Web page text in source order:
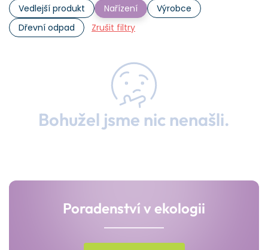
Vedlejší produkt
Nařízení
Výrobce
Dřevní odpad
Zrušit filtry
Bohužel jsme nic nenašli.
Poradenství v ekologii